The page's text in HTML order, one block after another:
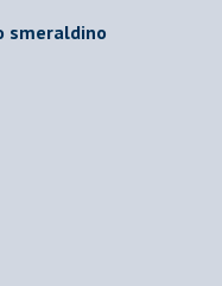
smeraldino